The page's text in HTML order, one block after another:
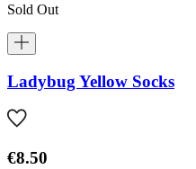
Sold Out
Ladybug Yellow Socks
€8.50